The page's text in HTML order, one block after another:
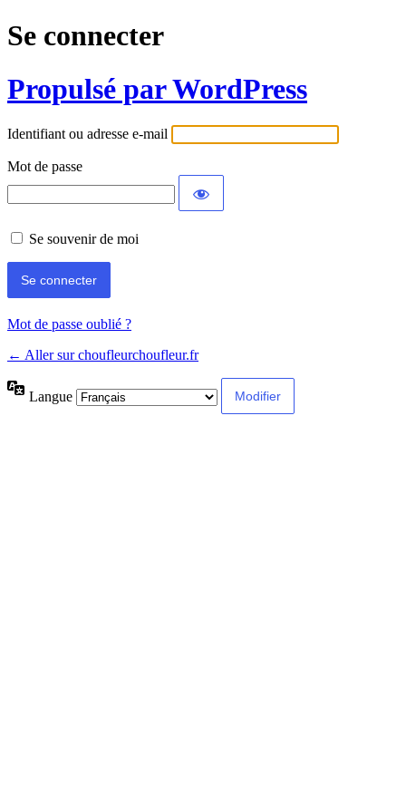
Se connecter
Propulsé par WordPress
Identifiant ou adresse e-mail
Mot de passe
Se souvenir de moi
Mot de passe oublié ?
← Aller sur choufleurchoufleur.fr
Langue